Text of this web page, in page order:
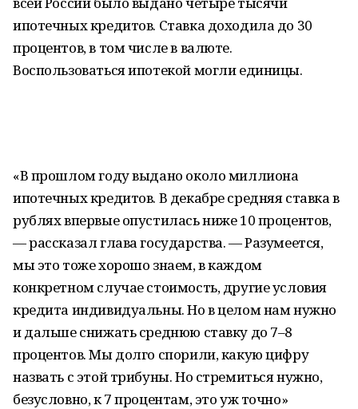
ипотечных кредитов. Ставка доходила до 30
процентов, в том числе в валюте.
Воспользоваться ипотекой могли единицы.
«В прошлом году выдано около миллиона
ипотечных кредитов. В декабре средняя ставка в
рублях впервые опустилась ниже 10 процентов,
— рассказал глава государства. — Разумеется,
мы это тоже хорошо знаем, в каждом
конкретном случае стоимость, другие условия
кредита индивидуальны. Но в целом нам нужно
и дальше снижать среднюю ставку до 7–8
процентов. Мы долго спорили, какую цифру
назвать с этой трибуны. Но стремиться нужно,
безусловно, к 7 процентам, это уж точно»